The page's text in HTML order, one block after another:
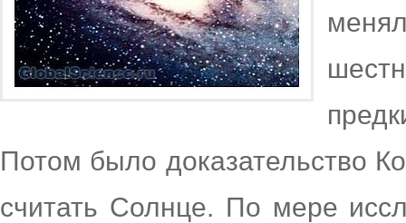
Потом было доказательство
считать Солнце. По мере